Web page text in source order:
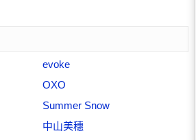
evoke
OXO
Summer Snow
中山美穗